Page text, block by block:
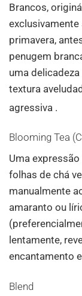
Brancos,
primavera,
penugem
uma
textura
agressiva .
Blooming Tea
Uma expressão
folhas de chá
manualmente
amaranto ou
lentamente,
encantamento
Blend